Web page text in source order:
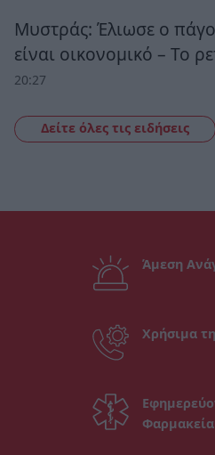
Μυστράς: Έλιωσε ο
είναι οικονομικό – Το
20:27
Δείτε όλες τις ειδήσεις
Άμεση
Χρήσιμα
Φαρμακεία